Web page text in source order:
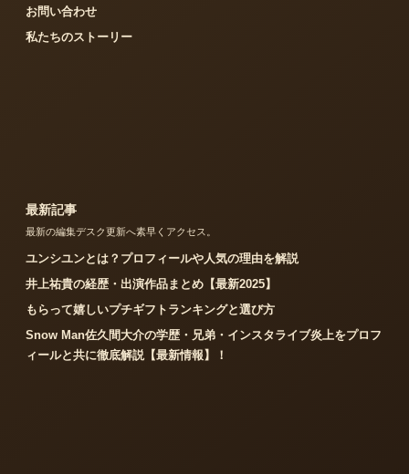
お問い合わせ
私たちのストーリー
最新記事
最新の編集デスク更新へ素早くアクセス。
ユンシユンとは？プロフィールや人気の理由を解説
井上祐貴の経歴・出演作品まとめ【最新2025】
もらって嬉しいプチギフトランキングと選び方
Snow Man佐久間大介の学歴・兄弟・インスタライブ炎上をプロフ
ィールと共に徹底解説【最新情報】！